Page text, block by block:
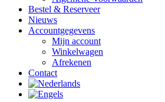
Bestel & Reserveer
Nieuws
Accountgegevens
Mijn account
Winkelwagen
Afrekenen
Contact